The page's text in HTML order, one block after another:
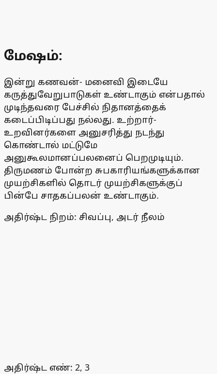
மேஷம்:
இன்று கணவன்- மனைவி இடையே
கருத்துவேறுபாடுகள் உண்டாகும் என்பதால்
முடிந்தவரை பேச்சில் நிதானத்தைக்
கடைப்பிடிப்பது நல்லது. உற்றார்-
உறவினர்களை அனுசரித்து நடந்து
கொண்டால் மட்டுமே
அனுகூலமானப்பலனைப் பெறமுடியும்.
திருமணம் போன்ற சுபகாரியங்களுக்கான
முயற்சிகளில் தொடர் முயற்சிகளுக்குப்
பின்பே சாதகப்பலன் உண்டாகும்.
அதிர்ஷ்ட நிறம்: சிவப்பு, அடர் நீலம்
அதிர்ஷ்ட எண்: 2, 3